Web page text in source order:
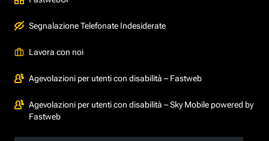
Segnalazione Telefonate Indesiderate
Lavora con noi
Agevolazioni per utenti con disabilità – Fastweb
Agevolazioni per utenti con disabilità – Sky Mobile powered by
Fastweb